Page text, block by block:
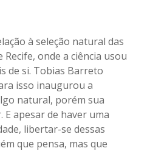
à seleção natural das
onde a ciência usou
de si. Tobias Barreto
isso inaugurou a
natural, porém sua
apesar de haver uma
libertar-se dessas
que pensa, mas que